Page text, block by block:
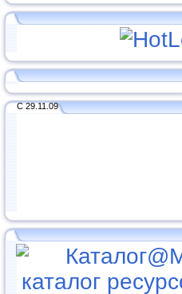
С 29.11.09